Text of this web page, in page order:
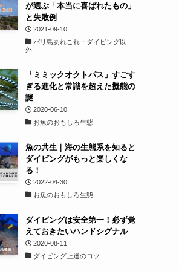
が選ぶ「本当に喜ばれたもの」
と失敗例
2021-09-10
バリ島あれこれ・ダイビング以
外
「ミミックオクトパス」すごす
ぎる進化と常識を超えた擬態の
謎
2020-06-10
お魚のおもしろ生態
魚の共生｜海の生態系を知ると
ダイビングがもっと楽しくな
る！
2022-04-30
お魚のおもしろ生態
ダイビングは安全第一！必ず覚
えておきたいハンドシグナル
2020-08-11
ダイビング上達のコツ